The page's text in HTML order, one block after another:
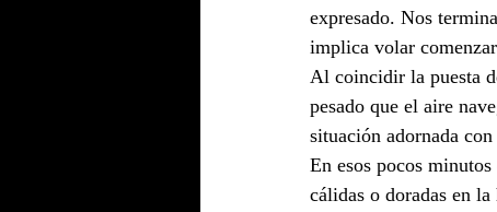
expresado. Nos
implica volar
Al coincidir la puesta
pesado que el aire
situación adornada
En esos pocos
cálidas o doradas en la